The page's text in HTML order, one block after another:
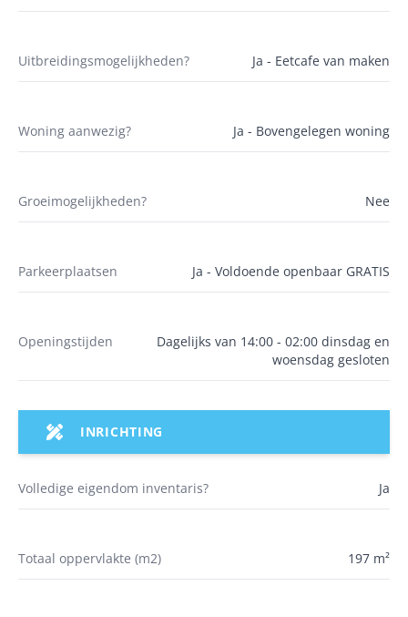
Uitbreidingsmogelijkheden? Ja - Eetcafe van maken
Woning aanwezig? Ja - Bovengelegen woning
Groeimogelijkheden? Nee
Parkeerplaatsen Ja - Voldoende openbaar GRATIS
Openingstijden
Dagelijks van 14:00 - 02:00 dinsdag en
woensdag gesloten
INRICHTING
Volledige eigendom inventaris? Ja
Totaal oppervlakte (m2) 197 m²